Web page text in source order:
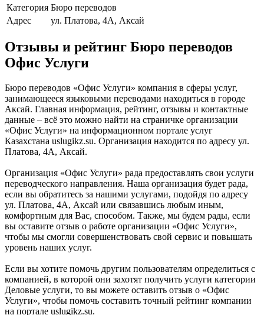
Категория Бюро переводов
Адрес
ул. Платова, 4А, Аксай
Отзывы и рейтинг Бюро переводов
Офис Услуги
Бюро переводов «Офис Услуги» компания в сферы услуг,
занимающееся языковыми переводами находиться в городе
Аксай. Главная информация, рейтинг, отзывы и контактные
данные – всё это можно найти на страничке организации
«Офис Услуги» на информационном портале услуг
Казахстана uslugikz.su. Организация находится по адресу ул.
Платова, 4А, Аксай.
Организация «Офис Услуги» рада предоставлять свои услуги
переводческого направления. Наша организация будет рада,
если вы обратитесь за нашими услугами, подойдя по адресу
ул. Платова, 4А, Аксай или связавшись любым иным,
комфортным для Вас, способом. Также, мы будем рады, если
вы оставите отзыв о работе организации «Офис Услуги»,
чтобы мы смогли совершенствовать свой сервис и повышать
уровень наших услуг.
Если вы хотите помочь другим пользователям определиться с
компанией, в которой они захотят получить услуги категории
Деловые услуги, то вы можете оставить отзыв о «Офис
Услуги», чтобы помочь составить точный рейтинг компании
на портале uslugikz.su.